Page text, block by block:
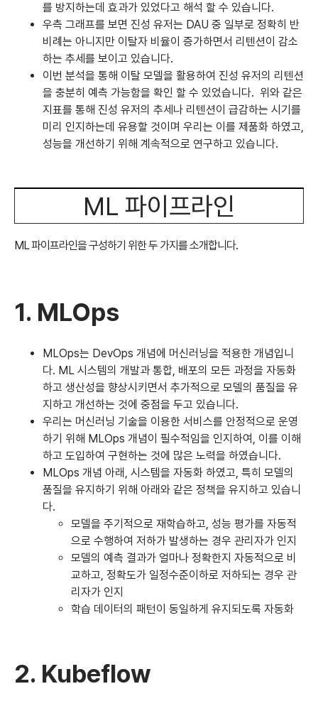
를 방지하는데 효과가 있었다고 해석 할 수 있습니다.
우측 그래프를 보면 진성 유저는 DAU 중 일부로 정확히 반
비례는 아니지만 이탈자 비율이 증가하면서 리텐션이 감소
하는 추세를 보이고 있습니다.
이번 분석을 통해 이탈 모델을 활용하여 진성 유저의 리텐션
을 충분히 예측 가능함을 확인 할 수 있었습니다. 위와 같은
지표를 통해 진성 유저의 추세나 리텐션이 급감하는 시기를
미리 인지하는데 유용할 것이며 우리는 이를 제품화 하였고,
성능을 개선하기 위해 계속적으로 연구하고 있습니다.
ML 파이프라인
ML 파이프라인을 구성하기 위한 두 가지를 소개합니다.
1. MLOps
MLOps는 DevOps 개념에 머신러닝을 적용한 개념입니
다. ML 시스템의 개발과 통합, 배포의 모든 과정을 자동화
하고 생산성을 향상시키면서 추가적으로 모델의 품질을 유
지하고 개선하는 것에 중점을 두고 있습니다.
우리는 머신러닝 기술을 이용한 서비스를 안정적으로 운영
하기 위해 MLOps 개념이 필수적임을 인지하여, 이를 이해
하고 도입하여 구현하는 것에 많은 노력을 하였습니다.
MLOps 개념 아래, 시스템을 자동화 하였고, 특히 모델의
품질을 유지하기 위해 아래와 같은 정책을 유지하고 있습니
다.
모델을 주기적으로 재학습하고, 성능 평가를 자동적
으로 수행하여 저하가 발생하는 경우 관리자가 인지
모델의 예측 결과가 얼마나 정확한지 자동적으로 비
교하고, 정확도가 일정수준이하로 저하되는 경우 관
리자가 인지
학습 데이터의 패턴이 동일하게 유지되도록 자동화
2. Kubeflow